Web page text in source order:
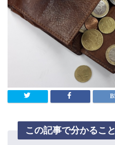
この記事で分かること